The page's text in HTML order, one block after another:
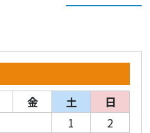
金 土
日
1
2